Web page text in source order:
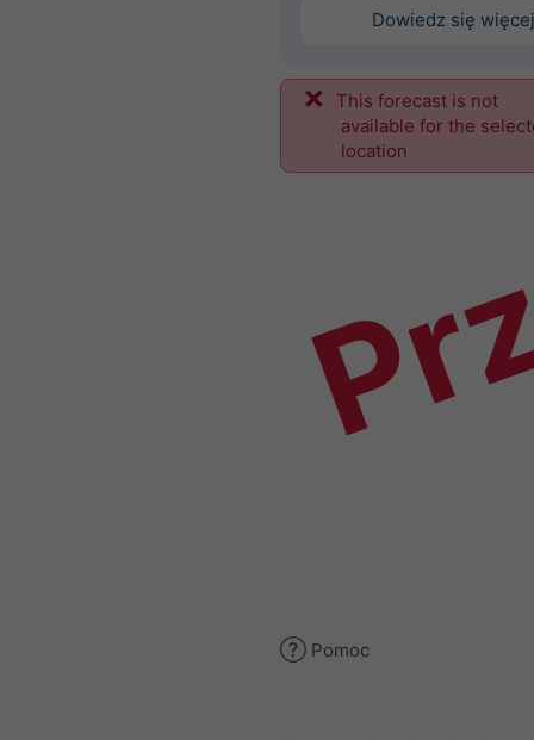
Dowiedz się więcej
This forecast is not
available for the
location
Pomoc